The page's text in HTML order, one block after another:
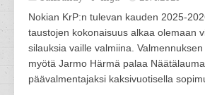
Nokian KrP:n tulevan kauden 2025-
taustojen kokonaisuus alkaa olemaan
silauksia vaille valmiina.
myötä Jarmo Härmä palaa
päävalmentajaksi kaksivuotisella